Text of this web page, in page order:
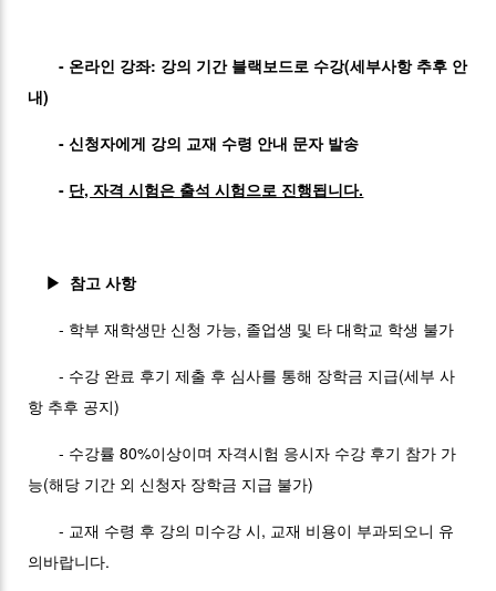
- 온라인 강좌: 강의 기간 블랙보드로 수강(세부사항 추후 안
내)
- 신청자에게 강의 교재 수령 안내 문자 발송
- 단, 자격 시험은 출석 시험으로 진행됩니다.
▶ 참고 사항
- 학부 재학생만 신청 가능, 졸업생 및 타 대학교 학생 불가
- 수강 완료 후기 제출 후 심사를 통해 장학금 지급(세부 사
항 추후 공지)
- 수강률 80%이상이며 자격시험 응시자 수강 후기 참가 가
능(해당 기간 외 신청자 장학금 지급 불가)
- 교재 수령 후 강의 미수강 시, 교재 비용이 부과되오니 유
의바랍니다.